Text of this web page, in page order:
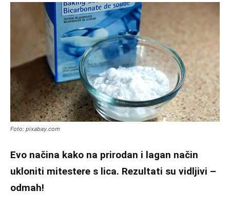
Foto: pixabay.com
Evo načina kako na prirodan i lagan način
ukloniti mitestere s lica. Rezultati su vidljivi –
odmah!